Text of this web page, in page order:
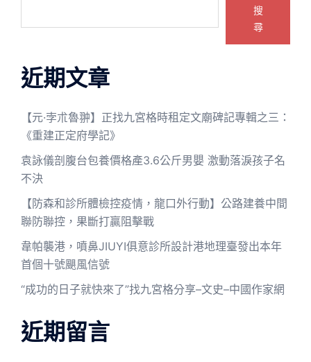
搜
尋
近期文章
【元·孛朮魯翀】正找九宮格時租定文廟碑記專輯之三：
《重建正定府學記》
袁詠儀剖腹台包養價格產3.6公斤男嬰 激動落淚孩子名
不決
【防森和診所體檢控疫情，龍口外行動】公路建養中間
聯防聯控，果斷打贏阻擊戰
韋帕襲港，噴鼻JIUYI俱意診所設計港地理臺發出本年
首個十號颶風信號
“成功的日子就快來了”找九宮格分享–文史–中國作家網
近期留言